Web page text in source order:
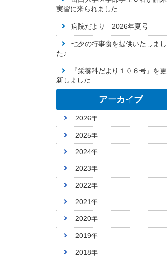
実習に来られました
病院だより 2026年夏号
七夕の行事食を提供いたしまし
た♪
『栄養科だより１０６号』を更
新しました
アーカイブ
2026年
2025年
2024年
2023年
2022年
2021年
2020年
2019年
2018年